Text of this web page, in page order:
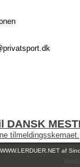
tilmeldingsskemaet.
af